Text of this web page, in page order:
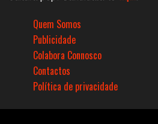
Quem Somos
Publicidade
Colabora Connosco
Contactos
Política de privacidade